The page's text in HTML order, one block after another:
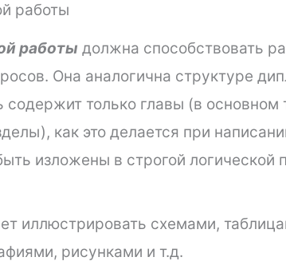
работы
работы должна способствовать
Она аналогична структуре
содержит только главы (в основном
как это делается при
изложены в строгой логической
иллюстрировать схемами,
рисунками и т.д.